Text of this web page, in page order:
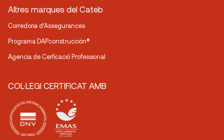
Altres marques del Cateb
Corredoria d’Assegurances
Programa DAPconstrucción®
Agencia de Cerficació Professional
COL·LEGI CERTIFICAT AMB